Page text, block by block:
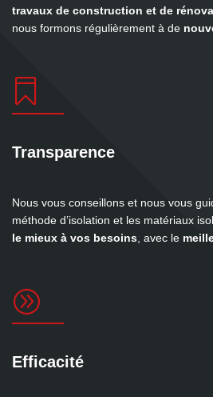
travaux de construction et de
nous formons régulièrement à de

Transparence
Nous vous conseillons et nous vous
méthode d’isolation et les matériaux
le mieux à vos besoins , avec le
A
Efficacité